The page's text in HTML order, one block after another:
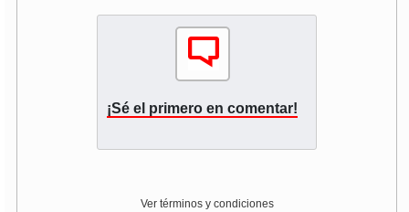
¡Sé el primero en comentar!
Ver términos y condiciones